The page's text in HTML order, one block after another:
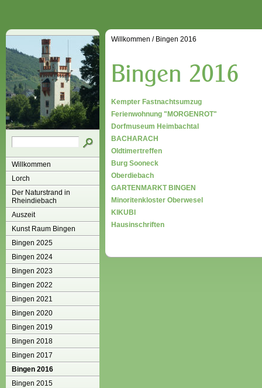
Willkommen
Lorch
Der Naturstrand in
Rheindiebach
Auszeit
Kunst Raum Bingen
Bingen 2025
Bingen 2024
Bingen 2023
Bingen 2022
Bingen 2021
Bingen 2020
Bingen 2019
Bingen 2018
Bingen 2017
Bingen 2016
Bingen 2015
Willkommen / Bingen 2016
Kempter Fastnachtsumzug
Ferienwohnung "MORGENROT"
Dorfmuseum Heimbachtal
BACHARACH
Oldtimertreffen
Burg Sooneck
Oberdiebach
GARTENMARKT BINGEN
Minoritenkloster Oberwesel
KIKUBI
Hausinschriften